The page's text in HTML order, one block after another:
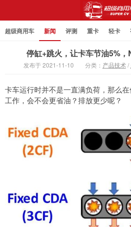
超级商用车 新闻 评测 重卡 轻卡
停缸+跳火，让卡车节油5%
发布于 2021-11-10 分类： 产品技术/
卡车运行时并不是一直满负荷，那么
工作，会不会更省油？排放更少呢？